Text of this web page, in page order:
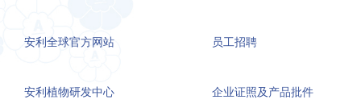
安利全球官方网站
安利植物研发中心
员工招聘
企业证照及产品批件